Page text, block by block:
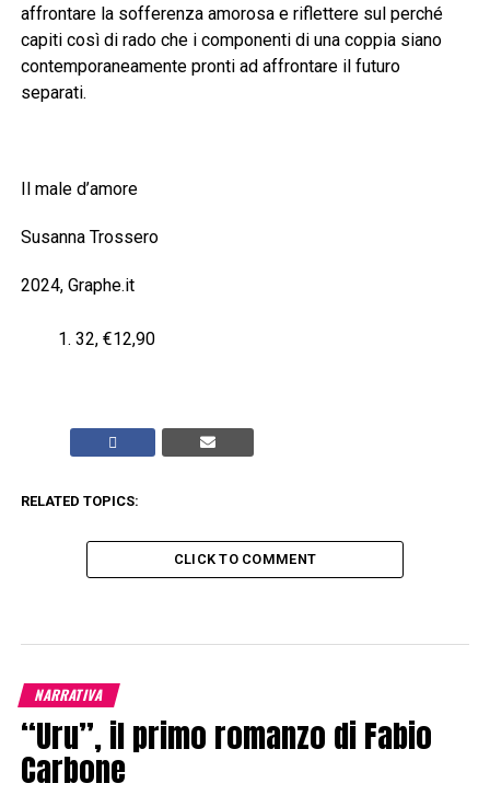
affrontare la sofferenza amorosa e riflettere sul perché
capiti così di rado che i componenti di una coppia siano
contemporaneamente pronti ad affrontare il futuro
separati.
Il male d’amore
Susanna Trossero
2024, Graphe.it
32, €12,90
RELATED TOPICS:
CLICK TO COMMENT
NARRATIVA
“Uru”, il primo romanzo di Fabio
Carbone